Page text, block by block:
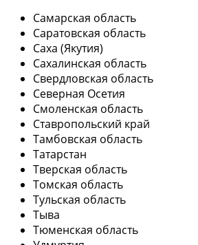
Самарская область
Саратовская область
Саха (Якутия)
Сахалинская область
Свердловская область
Северная Осетия
Смоленская область
Ставропольский край
Тамбовская область
Татарстан
Тверская область
Томская область
Тульская область
Тыва
Тюменская область